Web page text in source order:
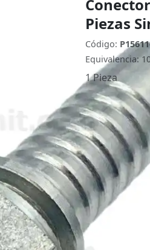
Piezas
Código:
Equivalencia:
1 Pieza